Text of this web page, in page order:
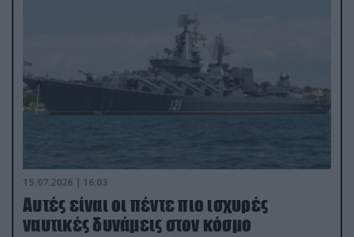
15.07.2026 | 16:03
Aυτές είναι οι πέντε πιο ισχυρές
ναυτικές δυνάμεις στον κόσμο